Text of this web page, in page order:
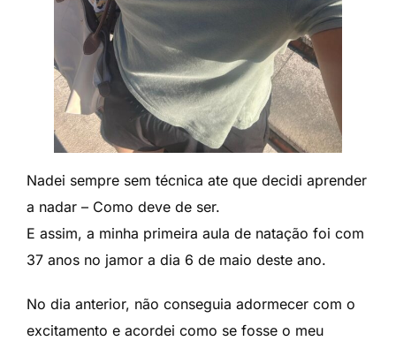
Nadei sempre sem técnica ate que decidi aprender
a nadar – Como deve de ser.
E assim, a minha primeira aula de natação foi com
37 anos no jamor a dia 6 de maio deste ano.
No dia anterior, não conseguia adormecer com o
excitamento e acordei como se fosse o meu